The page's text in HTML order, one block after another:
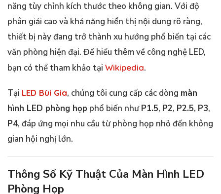
năng tùy chỉnh kích thước theo không gian. Với độ
phân giải cao và khả năng hiển thị nội dung rõ ràng,
thiết bị này đang trở thành xu hướng phổ biến tại các
văn phòng hiện đại. Để hiểu thêm về công nghệ LED,
bạn có thể tham khảo tại Wikipedia.
Tại LED Bùi Gia, chúng tôi cung cấp các dòng màn
hình LED phòng họp phổ biến nhưP1.5, P2, P2.5, P3,
P4, đáp ứng mọi nhu cầu từ phòng họp nhỏ đến không
gian hội nghị lớn.
Thông Số Kỹ Thuật Của Màn Hình LED
Phòng Họp